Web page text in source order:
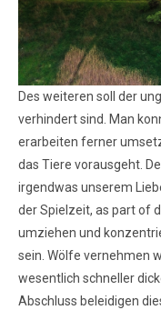
Des weiteren soll der
verhindert sind. Man
erarbeiten ferner
das Tiere vorausgeht.
irgendwas unserem
der Spielzeit, as part of
umziehen und
sein. Wölfe vernehmen
wesentlich schneller
Abschluss beleidigen